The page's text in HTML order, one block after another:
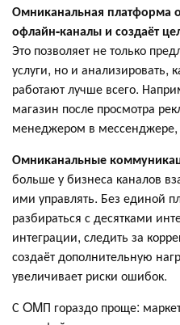
Омниканальная платформа
офлайн-каналы и создаёт
Это позволяет не только
услуги, но и анализировать,
работают лучше всего.
магазин после просмотра
менеджером в мессенджере,
Омниканальные
больше у бизнеса каналов
ими управлять. Без единой
разбираться с десятками
интеграции, следить за
создаёт дополнительную
увеличивает риски ошибок.
С OMП гораздо проще: